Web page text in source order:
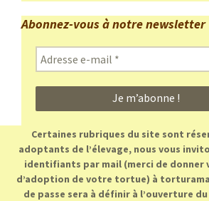
Abonnez-vous à notre newsletter
Adresse
e-
mail
Certaines rubriques du site sont
adoptants de l’élevage, nous vous
identifiants par mail (merci de donner
d’adoption de votre tortue) à
de passe sera à définir à l’ouverture